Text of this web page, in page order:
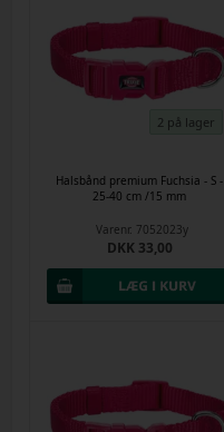
2 på lager
Halsbånd premium Fuchsia - S -
25-40 cm /15 mm
Varenr. 7052023y
DKK 33,00